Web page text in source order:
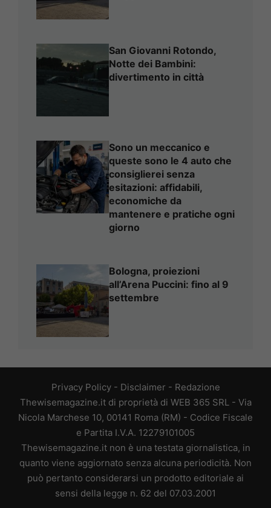
San Giovanni Rotondo,
Notte dei Bambini:
divertimento in città
Sono un meccanico e
queste sono le 4 auto che
consiglierei senza
esitazioni: affidabili,
economiche da
mantenere e pratiche ogni
giorno
Bologna, proiezioni
all’Arena Puccini: fino al 9
settembre
Privacy Policy- Disclaimer - Redazione
Thewisemagazine.it di proprietà di WEB 365 SRL - Via
Nicola Marchese 10, 00141 Roma (RM) - Codice Fiscale
e Partita I.V.A. 12279101005
Thewisemagazine.it non è una testata giornalistica, in
quanto viene aggiornato senza alcuna periodicità. Non
può pertanto considerarsi un prodotto editoriale ai
sensi della legge n. 62 del 07.03.2001